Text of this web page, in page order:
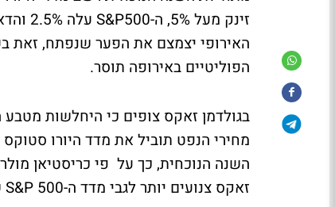
האירופי יצמצם את הפער שנפתח, זאת
הפוליטיים באירופה תוסר.
בגולדמן זאקס צופים כי היחלשות
השנה הנוכחית, כך על פי כריסטיאן